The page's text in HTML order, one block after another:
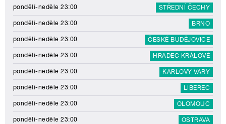
pondělí-neděle 23:00 STŘEDNÍ ČECHY
pondělí-neděle 23:00 BRNO
pondělí-neděle 23:00 ČESKÉ BUDĚJOVICE
pondělí-neděle 23:00 HRADEC KRÁLOVÉ
pondělí-neděle 23:00 KARLOVY VARY
pondělí-neděle 23:00 LIBEREC
pondělí-neděle 23:00 OLOMOUC
pondělí-neděle 23:00 OSTRAVA